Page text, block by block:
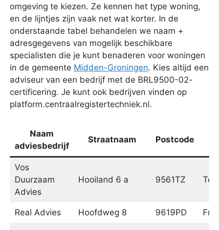
omgeving te kiezen. Ze kennen het type woning,
en de lijntjes zijn vaak net wat korter. In de
onderstaande tabel behandelen we naam +
adresgegevens van mogelijk beschikbare
specialisten die je kunt benaderen voor woningen
in de gemeente Midden-Groningen. Kies altijd een
adviseur van een bedrijf met de BRL9500-02-
certificering. Je kunt ook bedrijven vinden op
platform.centraalregistertechniek.nl.
Naam
adviesbedrijf
Straatnaam Postcode
Vos
Duurzaam
Advies
Hooiland 6 a 9561TZ Ter
Real Advies Hoofdweg 8 9619PD